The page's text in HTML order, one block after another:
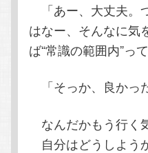
「あー、大丈夫。
はなー、そんなに
ば“常識の範囲内”っ
「そっか、良かっ
なんだかもう行く
自分はどうしよう